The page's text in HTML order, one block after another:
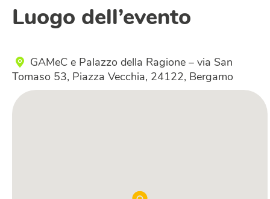
Luogo dell’evento
GAMeC e Palazzo della Ragione – via San
Tomaso 53, Piazza Vecchia, 24122, Bergamo